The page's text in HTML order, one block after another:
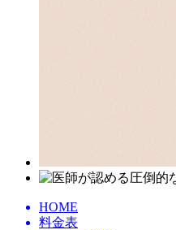
HOME
料金表